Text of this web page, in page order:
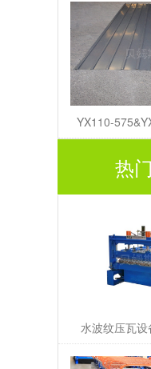
热
水波纹压瓦